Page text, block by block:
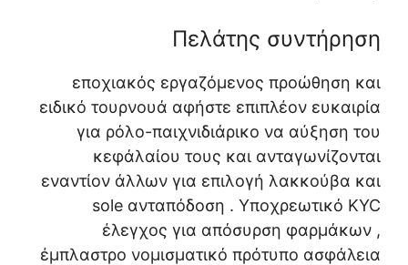
Πελάτης συντήρηση
εποχιακός εργαζόμενος προώθηση και
ειδικό τουρνουά αφήστε επιπλέον ευκαιρία
για ρόλο-παιχνιδιάρικο να αύξηση του
κεφάλαίου τους και ανταγωνίζονται
εναντίον άλλων για επιλογή λακκούβα και
sole ανταπόδοση . Υποχρεωτικό KYC
έλεγχος για απόσυρση φαρμάκων ,
έμπλαστρο νομισματικό πρότυπο ασφάλεια